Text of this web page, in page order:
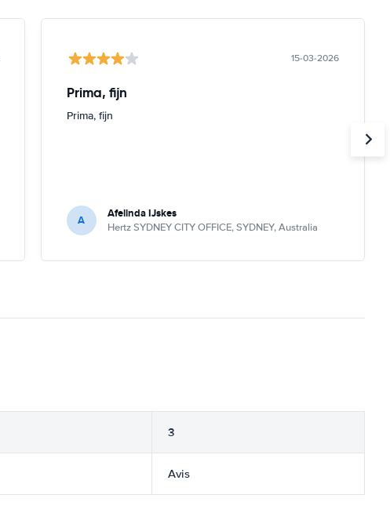
15-03-2026
Prima, fijn
Prima, fijn
A Afelinda IJskes
Hertz SYDNEY CITY OFFICE, SYDNEY, Australia
3
Avis